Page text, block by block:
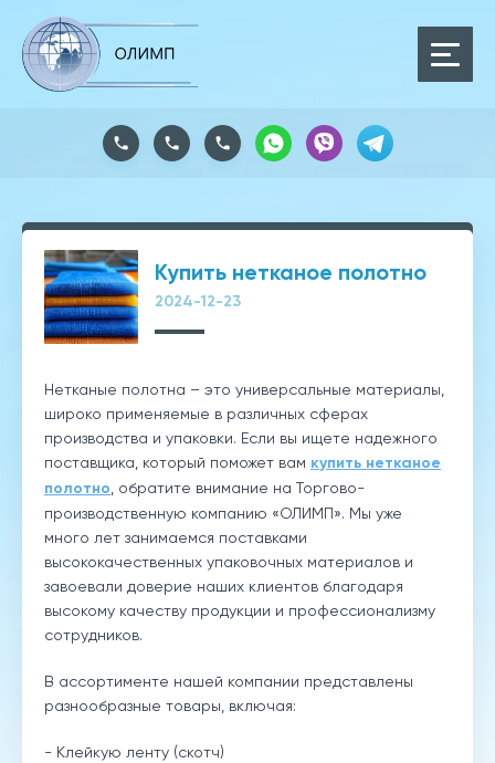
Купить нетканое полотно
2024-12-23
Нетканые полотна – это универсальные материалы,
широко применяемые в различных сферах
производства и упаковки. Если вы ищете надежного
поставщика, который поможет вам купить нетканое
полотно, обратите внимание на Торгово-
производственную компанию «ОЛИМП». Мы уже
много лет занимаемся поставками
высококачественных упаковочных материалов и
завоевали доверие наших клиентов благодаря
высокому качеству продукции и профессионализму
сотрудников.
В ассортименте нашей компании представлены
разнообразные товары, включая:
- Клейкую ленту (скотч)